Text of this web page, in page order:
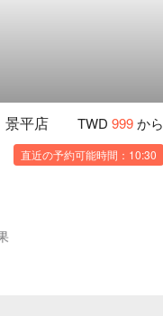
景平店 TWD 999から
直近の予約可能時間：10:30